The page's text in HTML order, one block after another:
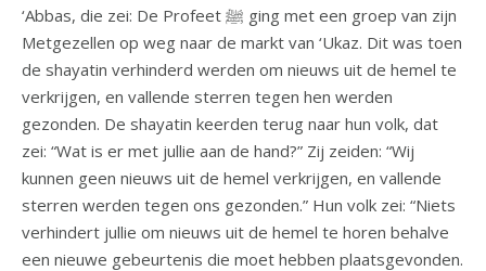
‘Abbas, die zei: De Profeet ﷺ ging met een groep van zijn
Metgezellen op weg naar de markt van ‘Ukaz. Dit was toen
de shayatin verhinderd werden om nieuws uit de hemel te
verkrijgen, en vallende sterren tegen hen werden
gezonden. De shayatin keerden terug naar hun volk, dat
zei: “Wat is er met jullie aan de hand?” Zij zeiden: “Wij
kunnen geen nieuws uit de hemel verkrijgen, en vallende
sterren werden tegen ons gezonden.” Hun volk zei: “Niets
verhindert jullie om nieuws uit de hemel te horen behalve
een nieuwe gebeurtenis die moet hebben plaatsgevonden.